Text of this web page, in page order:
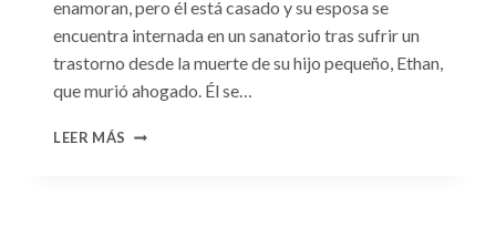
enamoran, pero él está casado y su esposa se
encuentra internada en un sanatorio tras sufrir un
trastorno desde la muerte de su hijo pequeño, Ethan,
que murió ahogado. Él se…
LEER MÁS CONSULTA